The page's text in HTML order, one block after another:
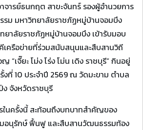
จารย์ธนกฤต สาขะจันทร์ รองผู้อำนวยการ
รม มหาวิทยาลัยราชภัฏหมู่บ้านจอมบึง
ยาลัยราชภัฏหมู่บ้านจอมบึง เข้ารับมอบ
เครือข่ายที่ร่วมสนับสนุนและสืบสานวิถี
เจี๊ยะ โม่ง โร่ง โม่น เดิง ราชบุรี” กินอยู่
ที่ 10 ประจำปี 2569 ณ วัดมะขาม ตำบล
ง จังหวัดราชบุรี
นครั้งนี้ สะท้อนถึงบทบาทสำคัญของ
มอนุรักษ์ ฟื้นฟู และสืบสานวัฒนธรรมท้อง